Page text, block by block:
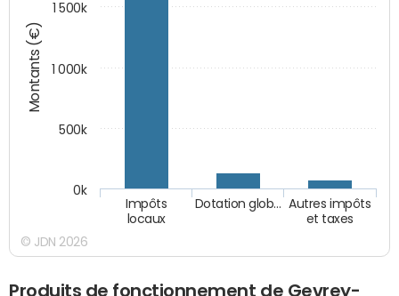
Montants (€)
Autres impôts
et taxes
Dotation glob…
Impôts
locaux
0k
500k
1 000k
1 500k
© JDN 2026
Produits de fonctionnement de Gevrey-